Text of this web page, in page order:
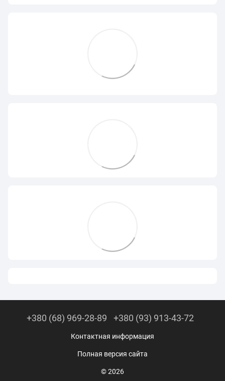
+380 (68) 969-28-89 +380 (93) 913-43-72
Контактная информация
Полная версия сайта
© 2026